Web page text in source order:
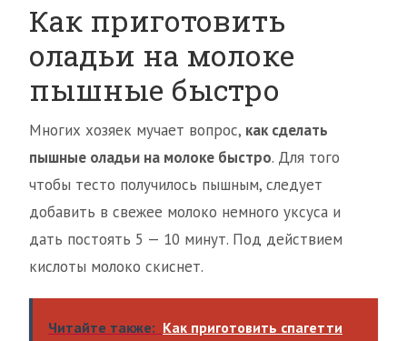
Как приготовить
оладьи на молоке
пышные быстро
Многих хозяек мучает вопрос, как сделать
пышные оладьи на молоке быстро. Для того
чтобы тесто получилось пышным, следует
добавить в свежее молоко немного уксуса и
дать постоять 5 — 10 минут. Под действием
кислоты молоко скиснет.
Читайте также: Как приготовить спагетти